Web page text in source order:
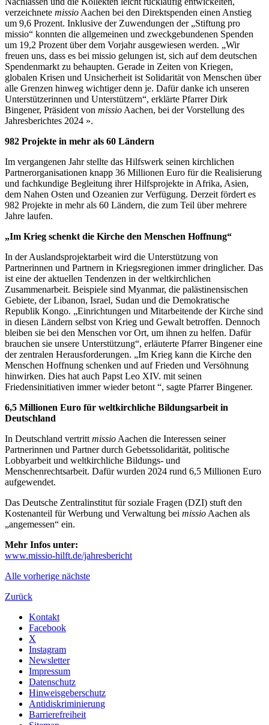
verzeichnete missio Aachen bei den Direktspenden einen Anstieg
um 9,6 Prozent. Inklusive der Zuwendungen der „Stiftung pro
missio“ konnten die allgemeinen und zweckgebundenen Spenden
um 19,2 Prozent über dem Vorjahr ausgewiesen werden. „Wir
freuen uns, dass es bei missio gelungen ist, sich auf dem deutschen
Spendenmarkt zu behaupten. Gerade in Zeiten von Kriegen,
globalen Krisen und Unsicherheit ist Solidarität von Menschen über
alle Grenzen hinweg wichtiger denn je. Dafür danke ich unseren
Unterstützerinnen und Unterstützern“, erklärte Pfarrer Dirk
Bingener, Präsident von missio Aachen, bei der Vorstellung des
Jahresberichtes 2024 ».
982 Projekte in mehr als 60 Ländern
Im vergangenen Jahr stellte das Hilfswerk seinen kirchlichen
Partnerorganisationen knapp 36 Millionen Euro für die Realisierung
und fachkundige Begleitung ihrer Hilfsprojekte in Afrika, Asien,
dem Nahen Osten und Ozeanien zur Verfügung. Derzeit fördert es
982 Projekte in mehr als 60 Ländern, die zum Teil über mehrere
Jahre laufen.
„Im Krieg schenkt die Kirche den Menschen Hoffnung“
In der Auslandsprojektarbeit wird die Unterstützung von
Partnerinnen und Partnern in Kriegsregionen immer dringlicher. Das
ist eine der aktuellen Tendenzen in der weltkirchlichen
Zusammenarbeit. Beispiele sind Myanmar, die palästinensischen
Gebiete, der Libanon, Israel, Sudan und die Demokratische
Republik Kongo. „Einrichtungen und Mitarbeitende der Kirche sind
in diesen Ländern selbst von Krieg und Gewalt betroffen. Dennoch
bleiben sie bei den Menschen vor Ort, um ihnen zu helfen. Dafür
brauchen sie unsere Unterstützung“, erläuterte Pfarrer Bingener eine
der zentralen Herausforderungen. „Im Krieg kann die Kirche den
Menschen Hoffnung schenken und auf Frieden und Versöhnung
hinwirken. Dies hat auch Papst Leo XIV. mit seinen
Friedensinitiativen immer wieder betont “, sagte Pfarrer Bingener.
6,5 Millionen Euro für weltkirchliche Bildungsarbeit in
Deutschland
In Deutschland vertritt missio Aachen die Interessen seiner
Partnerinnen und Partner durch Gebetssolidarität, politische
Lobbyarbeit und weltkirchliche Bildungs- und
Menschenrechtsarbeit. Dafür wurden 2024 rund 6,5 Millionen Euro
aufgewendet.
Das Deutsche Zentralinstitut für soziale Fragen (DZI) stuft den
Kostenanteil für Werbung und Verwaltung bei missio Aachen als
„angemessen“ ein.
Mehr Infos unter:
www.missio-hilft.de/jahresbericht
Alle vorherige nächste
Zurück
Kontakt
Facebook
X
Instagram
Newsletter
Impressum
Datenschutz
Hinweisgeberschutz
Antidiskriminierung
Barrierefreiheit